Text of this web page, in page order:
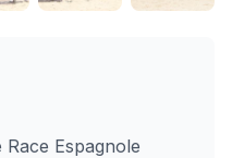
Espagnole